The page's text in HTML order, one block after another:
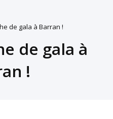
de gala à Barran !
de gala à
!